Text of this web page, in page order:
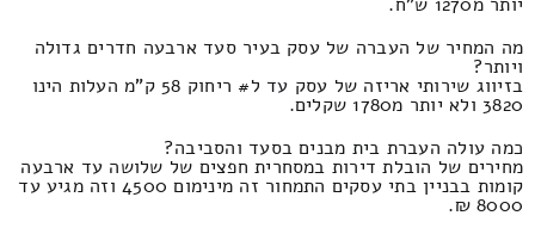
יותר מ1270 ש"ח.
מה המחיר של העברה של עסק בעיר סעד ארבעה חדרים גדולה
ויותר?
בזיווג שירותי אריזה של עסק עד ל# ריחוק 58 ק"מ העלות הינו
3820 ולא יותר מ1780 שקלים.
כמה עולה העברת בית מבנים בסעד והסביבה?
מחירים של הובלת דירות במסחרית חפצים של שלושה עד ארבעה
קומות בבניין בתי עסקים התמחור זה מינימום 4500 וזה מגיע עד
8000 ₪.